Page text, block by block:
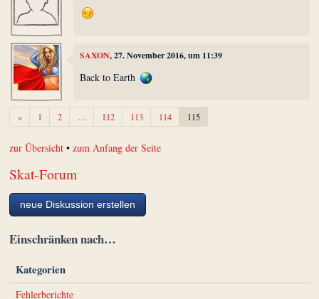
SAXON, 27. November 2016, um 11:39
Back to Earth
«Zurück1 2 … 112 113 114 115
zur Übersicht •zum Anfang der Seite
Skat-Forum
neue Diskussion erstellen
Einschränken nach…
Kategorien
Fehlerberichte